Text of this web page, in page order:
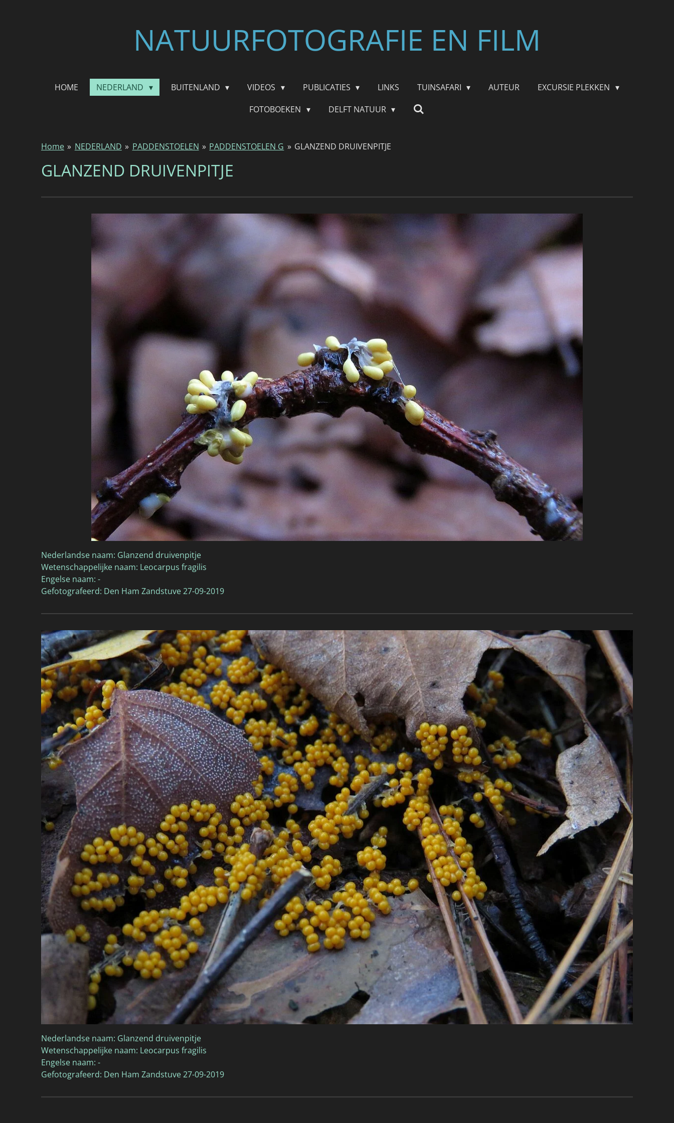
NATUURFOTOGRAFIE EN FILM
HOME NEDERLAND BUITENLAND VIDEOS PUBLICATIES LINKS TUINSAFARI AUTEUR
EXCURSIE PLEKKEN
FOTOBOEKEN
DELFT NATUUR
Home » NEDERLAND » PADDENSTOELEN » PADDENSTOELEN G » GLANZEND DRUIVENPITJE
GLANZEND DRUIVENPITJE
Nederlandse naam: Glanzend druivenpitje
Wetenschappelijke naam: Leocarpus fragilis
Engelse naam: -
Gefotografeerd: Den Ham Zandstuve 27-09-2019
Nederlandse naam: Glanzend druivenpitje
Wetenschappelijke naam: Leocarpus fragilis
Engelse naam: -
Gefotografeerd: Den Ham Zandstuve 27-09-2019